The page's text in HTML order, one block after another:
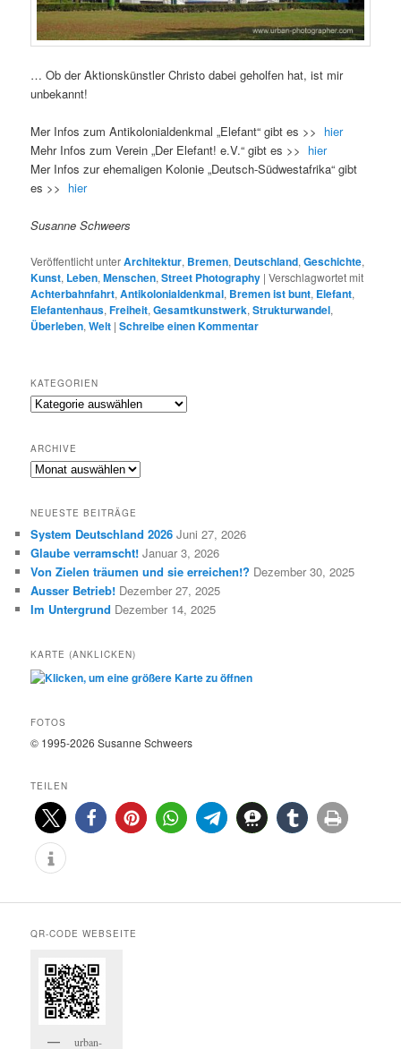
… Ob der Aktionskünstler Christo dabei geholfen hat, ist mir
unbekannt!
Mer Infos zum Antikolonialdenkmal „Elefant“ gibt es >> hier
Mehr Infos zum Verein „Der Elefant! e.V.“ gibt es >> hier
Mer Infos zur ehemaligen Kolonie „Deutsch-Südwestafrika“ gibt
es >> hier
Susanne Schweers
Veröffentlicht unterArchitektur, Bremen, Deutschland,Geschichte,
Kunst, Leben,Menschen,Street Photography |Verschlagwortet mit
Achterbahnfahrt,Antikolonialdenkmal, Bremen ist bunt, Elefant,
Elefantenhaus,Freiheit,Gesamtkunstwerk,Strukturwandel,
Überleben,Welt |Schreibe einen Kommentar
KATEGORIEN
K
e
g
r
e
n
ARCHIVE
A
H
I
V
E
NEUESTE BEITRÄGE
System Deutschland 2026 Juni 27, 2026
Glaube verramscht! Januar 3, 2026
Von Zielen träumen und sie erreichen!? Dezember 30, 2025
Ausser Betrieb! Dezember 27, 2025
Im Untergrund Dezember 14, 2025
KARTE (ANKLICKEN)
FOTOS
© 1995-2026 Susanne Schweers
TEILEN
QR-CODE WEBSEITE
urban-